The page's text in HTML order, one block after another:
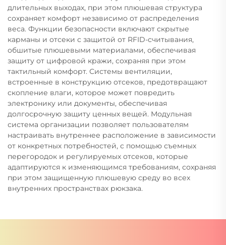
длительных выходах, при этом плюшевая структура
сохраняет комфорт независимо от распределения
веса. Функции безопасности включают скрытые
карманы и отсеки с защитой от RFID-считывания,
обшитые плюшевыми материалами, обеспечивая
защиту от цифровой кражи, сохраняя при этом
тактильный комфорт. Системы вентиляции,
встроенные в конструкцию отсеков, предотвращают
скопление влаги, которое может повредить
электронику или документы, обеспечивая
долгосрочную защиту ценных вещей. Модульная
система организации позволяет пользователям
настраивать внутреннее расположение в зависимости
от конкретных потребностей, с помощью съемных
перегородок и регулируемых отсеков, которые
адаптируются к изменяющимся требованиям, сохраняя
при этом защищенную плюшевую среду во всех
внутренних пространствах рюкзака.